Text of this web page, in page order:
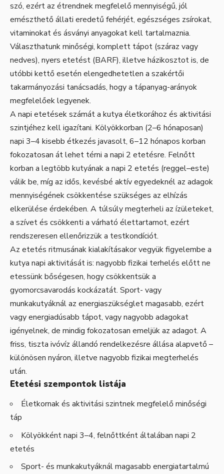
szó, ezért az étrendnek megfelelő mennyiségű, jól
emészthető állati eredetű fehérjét, egészséges zsírokat,
vitaminokat és ásványi anyagokat kell tartalmaznia.
Választhatunk minőségi, komplett tápot (száraz vagy
nedves), nyers etetést (BARF), illetve házikosztot is, de
utóbbi kettő esetén elengedhetetlen a szakértői
takarmányozási tanácsadás, hogy a tápanyag-arányok
megfelelőek legyenek.
A napi etetések számát a kutya életkorához és aktivitási
szintjéhez kell igazítani. Kölyökkorban (2–6 hónaposan)
napi 3–4 kisebb étkezés javasolt, 6–12 hónapos korban
fokozatosan át lehet térni a napi 2 etetésre. Felnőtt
korban a legtöbb kutyának a napi 2 etetés (reggel–este)
válik be, míg az idős, kevésbé aktív egyedeknél az adagok
mennyiségének csökkentése szükséges az elhízás
elkerülése érdekében. A túlsúly megterheli az ízületeket,
a szívet és csökkenti a várható élettartamot, ezért
rendszeresen ellenőrizzük a testkondíciót.
Az etetés ritmusának kialakításakor vegyük figyelembe a
kutya napi aktivitását is: nagyobb fizikai terhelés előtt ne
etessünk bőségesen, hogy csökkentsük a
gyomorcsavarodás kockázatát. Sport- vagy
munkakutyáknál az energiaszükséglet magasabb, ezért
vagy energiadúsabb tápot, vagy nagyobb adagokat
igényelnek, de mindig fokozatosan emeljük az adagot. A
friss, tiszta ivóvíz állandó rendelkezésre állása alapvető –
különösen nyáron, illetve nagyobb fizikai megterhelés
után.
Etetési szempontok listája
Életkornak és aktivitási szintnek megfelelő minőségi
táp
Kölyökként napi 3–4, felnőttként általában napi 2
etetés
Sport- és munkakutyáknál magasabb energiatartalmú